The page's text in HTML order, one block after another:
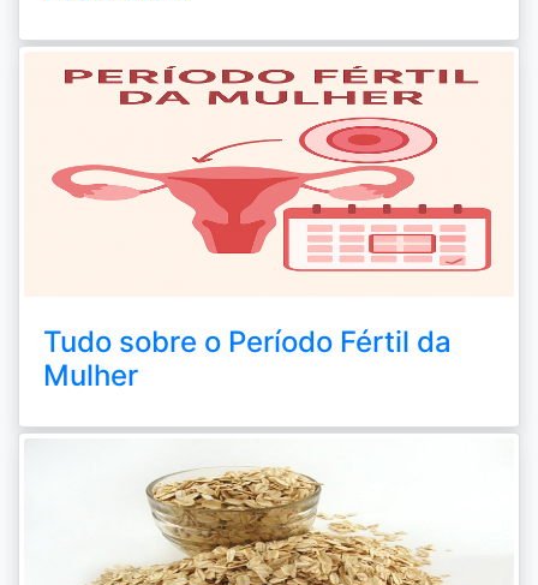
Tudo sobre o Período Fértil da
Mulher